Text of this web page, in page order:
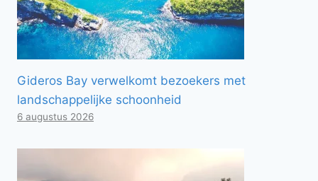
Gideros Bay verwelkomt bezoekers met
landschappelijke schoonheid
6 augustus 2026